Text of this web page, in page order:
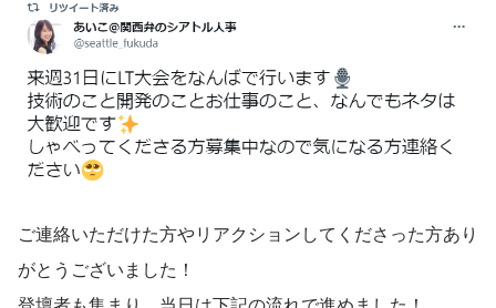
ご連絡いただけた方やリアクションしてくださった方あり
がとうございました！